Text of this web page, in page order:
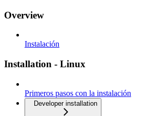
Overview
Instalación
Installation - Linux
Primeros pasos con la instalación
Developer installation